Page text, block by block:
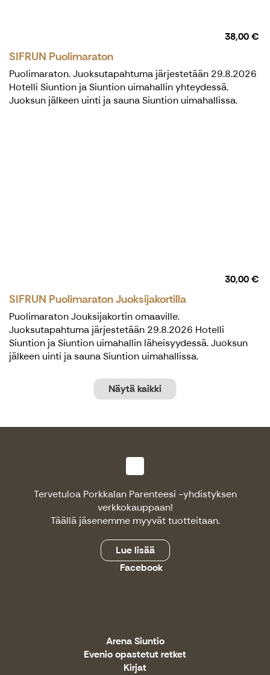
38,00 €
SIFRUN Puolimaraton
Puolimaraton. Juoksutapahtuma järjestetään 29.8.2026
Hotelli Siuntion ja Siuntion uimahallin yhteydessä.
Juoksun jälkeen uinti ja sauna Siuntion uimahallissa.
30,00 €
SIFRUN Puolimaraton Juoksijakortilla
Puolimaraton Jouksijakortin omaaville.
Juoksutapahtuma järjestetään 29.8.2026 Hotelli
Siuntion ja Siuntion uimahallin läheisyydessä. Juoksun
jälkeen uinti ja sauna Siuntion uimahallissa.
Näytä kaikki
Tervetuloa Porkkalan Parenteesi -yhdistyksen
verkkokauppaan!
Täällä jäsenemme myyvät tuotteitaan.
Lue lisää
Facebook
Arena Siuntio
Evenio opastetut retket
Kirjat